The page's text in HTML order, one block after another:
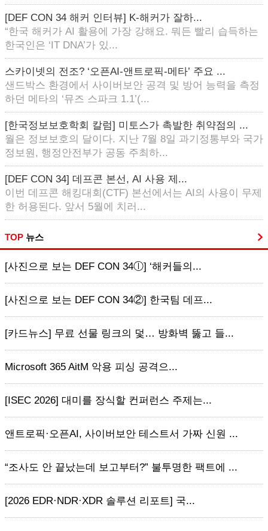
[DEF CON 34 해커 인터뷰] K-해커가 잘하...
“한국 해커가 AI 활용에 가장 강해요. 뭐든 빨리 습득하는
한국인은 ‘IT DNA’가 있...
스카이넷의 전조? ‘오픈AI-앤트로픽-메타’ 주요 ...
샌드박스 환경에서 사이버보안 공격 및 방어 능력을 측정
하던 메타의 ‘뮤즈 스파크 1.1’(...
[한국정보보호학회 칼럼] 미토스가 촉발한 취약점의 ...
월은 정보보호의 달이다. 지난 7월 8일 과기정통부와 국가
정보원, 행정안전부가 공동 주최하...
[DEF CON 34] 데프콘 본선, AI 사용 제...
이번 데프콘 해킹대회(CTF) 본선에서는 AI의 사용이 무제
한 허용된다. 앞서 5월에 치러...
TOP 뉴스
[사진으로 보는 DEF CON 34ⓛ] ‘해커들의...
[사진으로 보는 DEF CON 34②] 한국팀 데프...
[카드뉴스] 무료 선물 링크의 덫… 방화벽 뚫고 들...
Microsoft 365 AitM 악용 피싱 공격으...
[ISEC 2026] 대미를 장식할 컨퍼런스 주제는...
앤트로픽·오픈AI, 사이버보안 테스트서 가짜 신원 ...
“조사도 안 끝났는데 보고부터?” 불투명한 팩트에 ...
[2026 EDR·NDR·XDR 솔루션 리포트] 국...